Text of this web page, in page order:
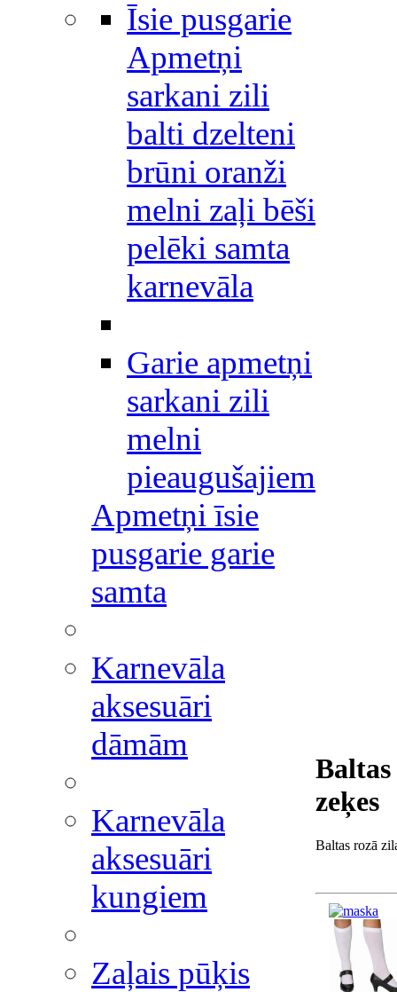
Īsie pusgarie
Apmetņi
sarkani zili
balti dzelteni
brūni oranži
melni zaļi bēši
pelēki samta
karnevāla
Garie apmetņi
sarkani zili
melni
pieaugušajiem
Apmetņi īsie
pusgarie garie
samta
Karnevāla
aksesuāri
dāmām
Karnevāla
aksesuāri
kungiem
Zaļais pūķis
Baltas
zeķes
Baltas rozā